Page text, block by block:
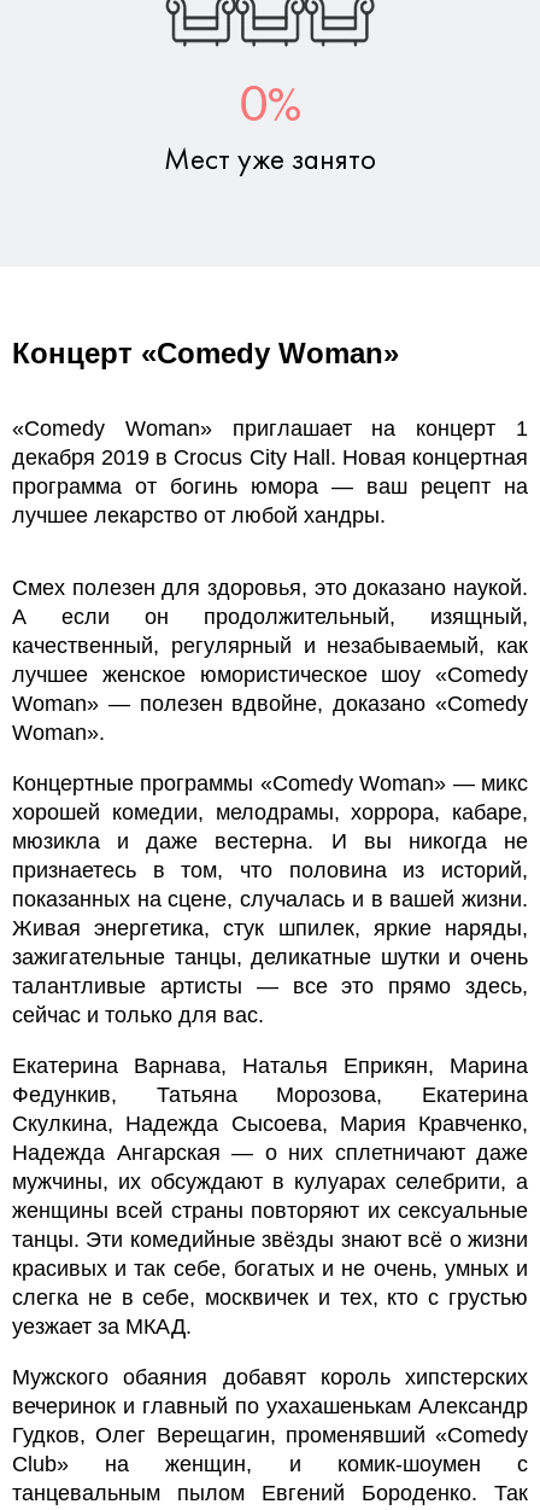
0%
Мест уже занято
Концерт «Comedy Woman»
«Comedy Woman» приглашает на концерт 1
декабря 2019 в Crocus City Hall. Новая концертная
программа от богинь юмора — ваш рецепт на
лучшее лекарство от любой хандры.
Смех полезен для здоровья, это доказано наукой.
А если он продолжительный, изящный,
качественный, регулярный и незабываемый, как
лучшее женское юмористическое шоу «Comedy
Woman» — полезен вдвойне, доказано «Comedy
Woman».
Концертные программы «Comedy Woman» — микс
хорошей комедии, мелодрамы, хоррора, кабаре,
мюзикла и даже вестерна. И вы никогда не
признаетесь в том, что половина из историй,
показанных на сцене, случалась и в вашей жизни.
Живая энергетика, стук шпилек, яркие наряды,
зажигательные танцы, деликатные шутки и очень
талантливые артисты — все это прямо здесь,
сейчас и только для вас.
Екатерина Варнава, Наталья Еприкян, Марина
Федункив, Татьяна Морозова, Екатерина
Скулкина, Надежда Сысоева, Мария Кравченко,
Надежда Ангарская — о них сплетничают даже
мужчины, их обсуждают в кулуарах селебрити, а
женщины всей страны повторяют их сексуальные
танцы. Эти комедийные звёзды знают всё о жизни
красивых и так себе, богатых и не очень, умных и
слегка не в себе, москвичек и тех, кто с грустью
уезжает за МКАД.
Мужского обаяния добавят король хипстерских
вечеринок и главный по ухахашенькам Александр
Гудков, Олег Верещагин, променявший «Comedy
Club» на женщин, и комик-шоумен с
танцевальным пылом Евгений Бороденко. Так